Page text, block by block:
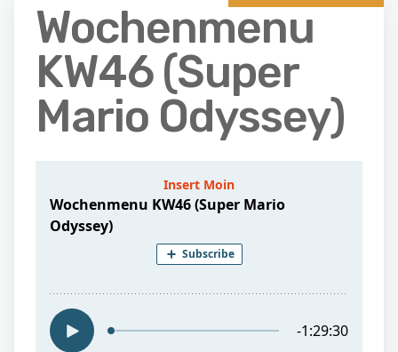
Wochenmenu
KW46 (Super
Mario Odyssey)